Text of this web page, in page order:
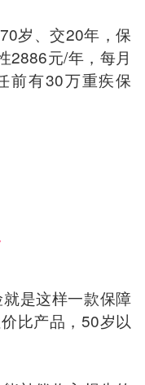
岁、交20年，保
2886元/年，每月
前有30万重疾保
是这样一款保障
比产品，50岁以